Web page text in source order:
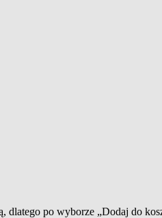
dlatego po wyborze „Dodaj do